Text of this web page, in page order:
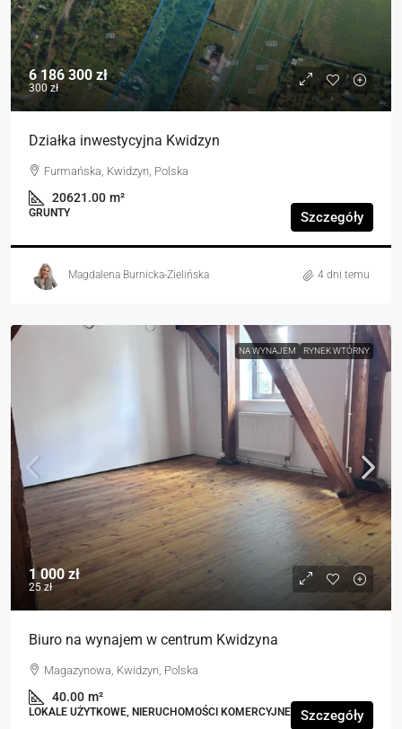
6 186 300 zł
300 zł
Działka inwestycyjna Kwidzyn
Furmańska, Kwidzyn, Polska
20621.00 m²
GRUNTY Szczegóły
Magdalena Burnicka-Zielińska 4 dni temu
NA WYNAJEM RYNEK WTÓRNY
1 000 zł
25 zł
Biuro na wynajem w centrum Kwidzyna
Magazynowa, Kwidzyn, Polska
40.00 m²
LOKALE UŻYTKOWE, NIERUCHOMOŚCI KOMERCYJNE Szczegóły